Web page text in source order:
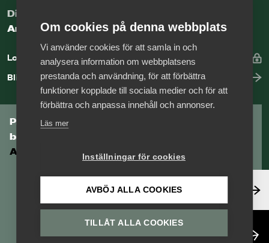
Digital kunskapsbank för arbetsgivare
Arbetsgivarguiden
Logga in
Bli medlem
Prenumerera på Tågföretagens
branschnyhetsbrev
Aktuell info direkt i din inkorg.
Anmäl dig här
Om cookies på denna webbplats
Vi använder cookies för att samla in och
analysera information om webbplatsens
prestanda och användning, för att förbättra
funktioner kopplade till sociala medier och för att
förbättra och anpassa innehåll och annonser.
Läs mer
Inställningar för cookies
AVBÖJ ALLA COOKIES
TILLÅT ALLA COOKIES